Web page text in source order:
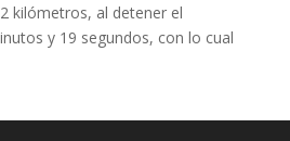
kilómetros, al detener el
y 19 segundos, con lo cual